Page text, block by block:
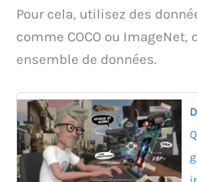
Pour cela, utilisez des
comme COCO ou ImageNet,
ensemble de données.